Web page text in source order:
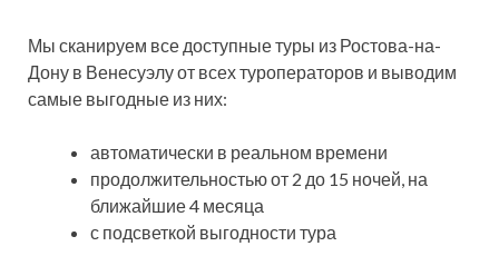
Мы сканируем все доступные туры из Ростова-на-
Дону в Венесуэлу от всех туроператоров и выводим
самые выгодные из них:
автоматически в реальном времени
продолжительностью от 2 до 15 ночей, на
ближайшие 4 месяца
с подсветкой выгодности тура